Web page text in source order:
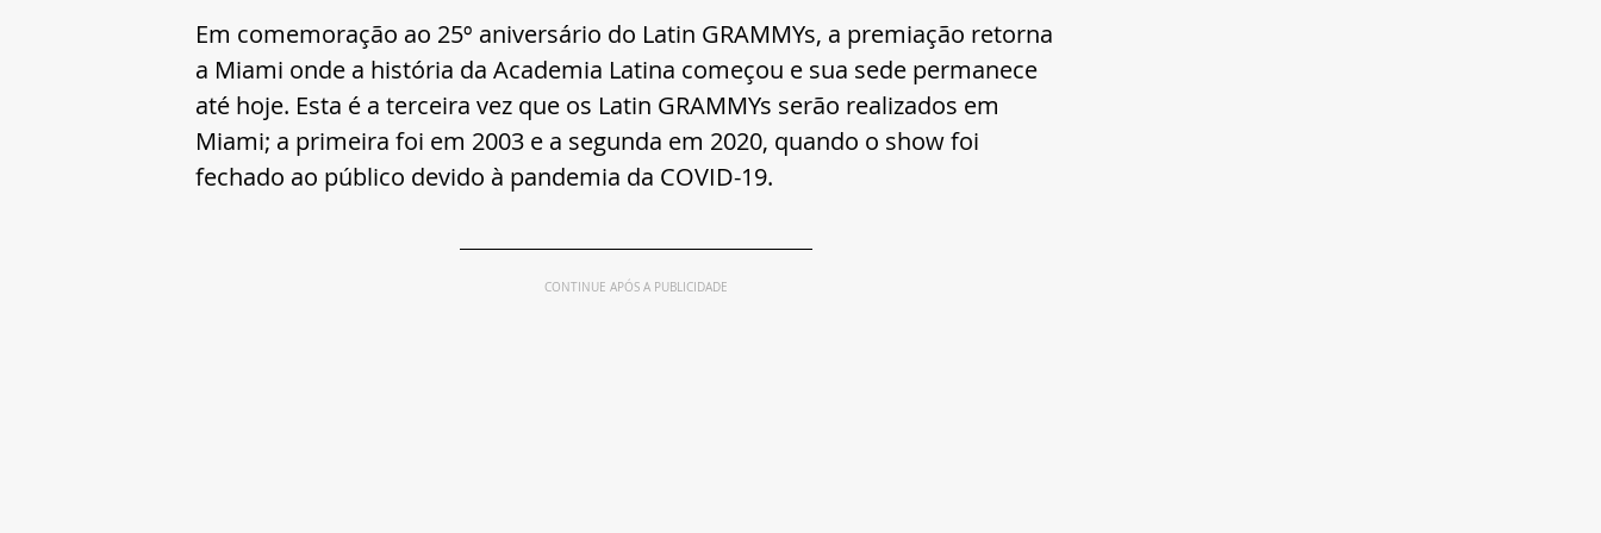
Em comemoração ao 25º aniversário do Latin GRAMMYs, a premiação retorna
a Miami onde a história da Academia Latina começou e sua sede permanece
até hoje. Esta é a terceira vez que os Latin GRAMMYs serão realizados em
Miami; a primeira foi em 2003 e a segunda em 2020, quando o show foi
fechado ao público devido à pandemia da COVID-19.
CONTINUE APÓS A PUBLICIDADE